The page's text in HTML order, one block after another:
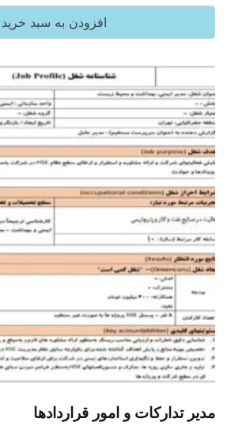
افزودن به سبد خرید
مدیر تدارکات و امور قراردادها